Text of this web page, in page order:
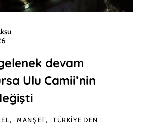
devam
Ulu Camii’nin
MANŞET TÜRKIYE'DEN